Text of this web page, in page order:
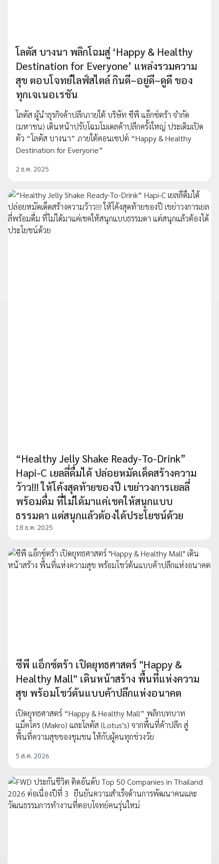
โลตัส บางนา พลิกโฉมสู่ ‘Happy & Healthy
Destination for Everyone’ แหล่งรวมความ
สุข ตอบโจทย์ไลฟ์สไตล์ กินดี–อยู่ดี–ดูดี ของ
ทุกเจเนอเรชัน
โลตัส ผู้นำธุรกิจค้าปลีกภายใต้ บริษัท ซีพี แอ็กซ์ตร้า จำกัด
(มหาชน) เดินหน้าปรับโฉมโมเดลค้าปลีกครั้งใหญ่ ประเดิมเปิด
ตัว “โลตัส บางนา” ภายใต้คอนเซปต์ “Happy & Healthy
Destination for Everyone”
2 ธ.ค. 2025
“Healthy Jelly Shake Ready-To-Drink”
Hapi-C เยลลี่ดื่มได้ ปล่อยหมัดเด็ดสร้างความ
ว้าว!!! ให้โค้งสุดท้ายของปี เขย่าวงการเยลลี่
พร้อมดื่ม ที่ไม่ได้มาแค่เชคให้สนุกแบบ
ธรรมดา แต่สนุกแล้วต้องได้ประโยชน์ด้วย
18 ธ.ค. 2025
ซีพี แอ็กซ์ตร้า เปิดยุทธศาสตร์ "Happy &
Healthy Mall" เดินหน้าสร้าง พื้นที่แห่งความ
สุข พร้อมโชว์ต้นแบบค้าปลีกแห่งอนาคต
เปิดยุทธศาสตร์ “Happy & Healthy Mall” พลิกบทบาท
แม็คโคร (Makro) และโลตัส (Lotus's) จากพื้นที่ค้าปลีก สู่
พื้นที่ความสุขของชุมชน ให้กับผู้คนทุกช่วงวัย
5 ส.ค. 2026